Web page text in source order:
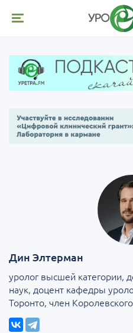
Дин Элтерман
уролог высшей категории,
наук, доцент кафедры
Торонто, член